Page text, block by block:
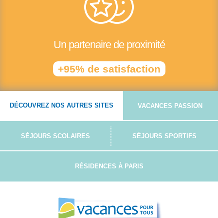
Un partenaire de proximité
+95% de satisfaction
DÉCOUVREZ NOS AUTRES SITES VACANCES PASSION
SÉJOURS SCOLAIRES SÉJOURS SPORTIFS
RÉSIDENCES À PARIS